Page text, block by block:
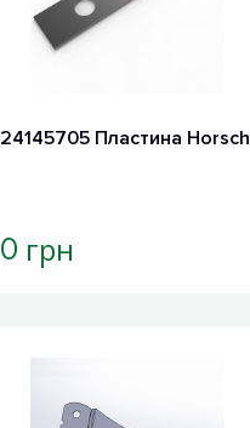
24145705 Пластина Horsch
0 грн